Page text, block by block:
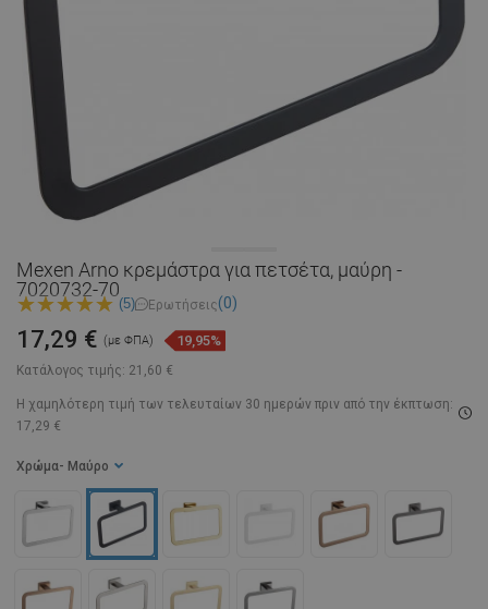
Mexen Arno κρεμάστρα για πετσέτα, μαύρη -
7020732-70
(5) Ερωτήσεις(0)
Κατάλογος τιμής: 21,60 €
17,29 € (με ΦΠΑ) 19,95%
Η χαμηλότερη τιμή των τελευταίων 30 ημερών πριν από την έκπτωση:
17,29 €
Χρώμα - Μαύρο